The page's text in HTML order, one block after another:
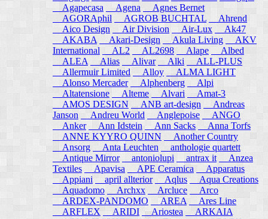
Agapecasa
Agena
Agnes Bernet
AGORAphil
AGROB BUCHTAL
Ahrend
Aico Design
Air Division Air-Lux
Ak47
AKABA
Akari-Design Akula Living
AKV
International
AL2 AL2698 Alape
Albed
ALEA
Alias Alivar Alki
ALL-PLUS
Allermuir Limited
Alloy
ALMA LIGHT
Alonso Mercader
Alphenberg
Alpi
Altatensione
Alteme Alvari
Amat-3
AMOS DESIGN
ANB art-design
Andreas
Janson
Andreu World Anglepoise
ANGO
Anker
Ann Idstein Ann Sacks
Anna Torfs
ANNE KYYRO QUINN
Another Country
Ansorg
Anta Leuchten
anthologie quartett
Antique Mirror
antoniolupi antrax it
Anzea
Textiles
Apavisa APE Ceramica
Apparatus
Appiani
april allterior Aqlus Aqua Creations
Aquadomo
Archxx Arcluce
Arco
ARDEX-PANDOMO
AREA
Ares Line
ARFLEX
ARIDI Ariostea
ARKAIA